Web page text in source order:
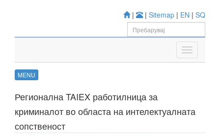
| | Sitemap | EN | SQ
MENU
Регионална TAIEX работилница за
криминалот во областа на интелектуалната
сопственост